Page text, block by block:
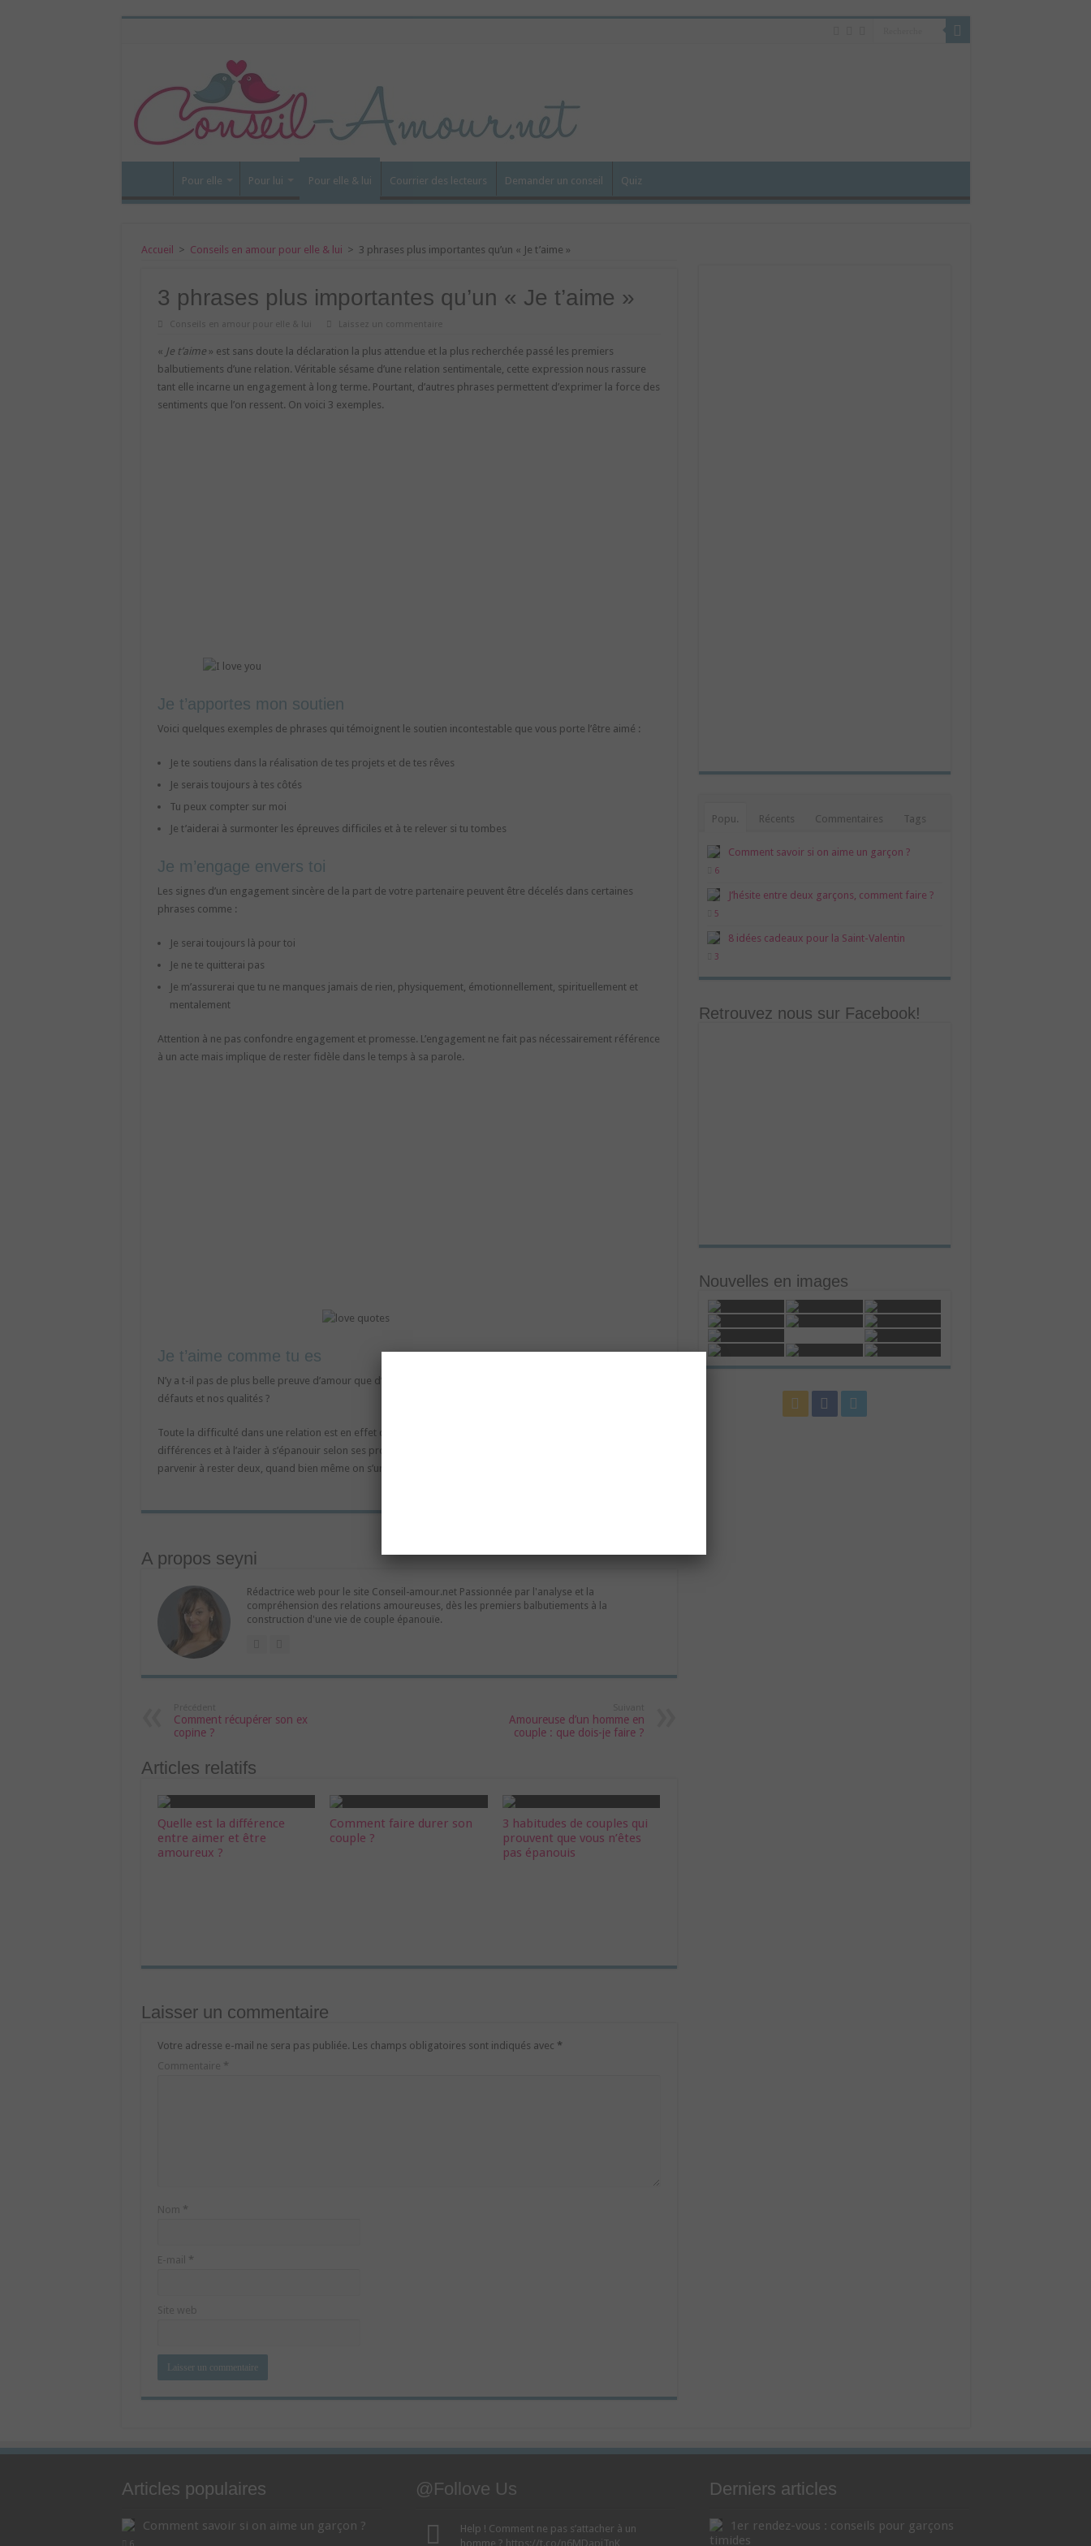
Pour elle Pour lui Pour elle & lui Courrier des lecteurs Demander un conseil Quiz
Accueil > Conseils en amour pour elle & lui > 3 phrases plus importantes qu’un « Je t’aime »
3 phrases plus importantes qu’un « Je t’aime »
Conseils en amour pour elle & lui Laissez un commentaire
« Je t’aime» est sans doute la déclaration la plus attendue et la plus recherchée passé les premiers
balbutiements d’une relation. Véritable sésame d’une relation sentimentale, cette expression nous rassure
tant elle incarne un engagement à long terme. Pourtant, d’autres phrases permettent d’exprimer la force des
sentiments que l’on ressent. On voici 3 exemples.
Je t’apportes mon soutien
Voici quelques exemples de phrases qui témoignent le soutien incontestable que vous porte l’être aimé :
Je te soutiens dans la réalisation de tes projets et de tes rêves
Je serais toujours à tes côtés
Tu peux compter sur moi
Je t’aiderai à surmonter les épreuves difficiles et à te relever si tu tombes
Je m’engage envers toi
Les signes d’un engagement sincère de la part de votre partenaire peuvent être décelés dans certaines
phrases comme :
Je serai toujours là pour toi
Je ne te quitterai pas
Je m’assurerai que tu ne manques jamais de rien, physiquement, émotionnellement, spirituellement et
mentalement
Attention à ne pas confondre engagement et promesse. L’engagement ne fait pas nécessairement référence
à un acte mais implique de rester fidèle dans le temps à sa parole.
Je t’aime comme tu es
N’y a t-il pas de plus belle preuve d’amour que d’être apprécié pour ce que l’on est réellement, avec nos
défauts et nos qualités ?
Toute la difficulté dans une relation est en effet de parvenir à accepter l’autre tel qu’il est, à respecter ses
différences et à l’aider à s’épanouir selon ses propres voies. La condition de l’amour véritable est de
parvenir à rester deux, quand bien même on s’unit.
A propos seyni
Rédactrice web pour le site Conseil-amour.net Passionnée par l'analyse et la
compréhension des relations amoureuses, dès les premiers balbutiements à la
construction d'une vie de couple épanouïe.
Comment récupérer son ex
copine ?
Amoureuse d’un homme en
couple : que dois-je faire ?
Articles relatifs
Quelle est la différence
entre aimer et être
amoureux ?
Comment faire durer son
couple ?
3 habitudes de couples qui
prouvent que vous n’êtes
pas épanouis
Laisser un commentaire
Votre adresse e-mail ne sera pas publiée. Les champs obligatoires sont indiqués avec *
Commentaire *
Nom *
E-mail *
Site web
Popu. Récents Commentaires Tags
Comment savoir si on aime un garçon ?
6
J’hésite entre deux garçons, comment faire ?
5
8 idées cadeaux pour la Saint-Valentin
3
Retrouvez nous sur Facebook!
Nouvelles en images
Articles populaires
Comment savoir si on aime un garçon ?
6
@Follove Us
Help ! Comment ne pas s’attacher à un
homme ? https://t.co/n6MDapjTnK
Derniers articles
1er rendez-vous : conseils pour garçons
timides